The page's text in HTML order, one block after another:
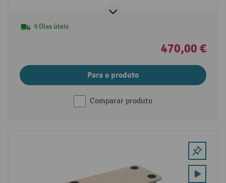
9 Dias úteis
470,00 €
Para o produto
Comparar produto